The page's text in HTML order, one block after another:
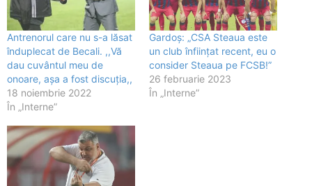
Antrenorul care nu s-a lăsat
înduplecat de Becali. ,,Vă
dau cuvântul meu de
onoare, așa a fost discuția,,
18 noiembrie 2022
În „Interne”
Gardoș: „CSA Steaua este
un club înființat recent, eu o
consider Steaua pe FCSB!”
26 februarie 2023
În „Interne”